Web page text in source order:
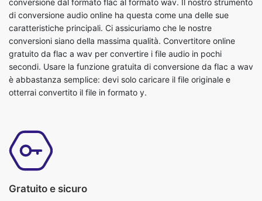
conversioni siano della massima qualità. Convertitore online
gratuito da flac a wav per convertire i file audio in pochi
secondi. Usare la funzione gratuita di conversione da flac a wav
è abbastanza semplice: devi solo caricare il file originale e
otterrai convertito il file in formato y.
Gratuito e sicuro
Il nostro convertitore da flac a wav è completamente gratuito e
può essere utilizzato con qualsiasi browser web. Garantiamo la